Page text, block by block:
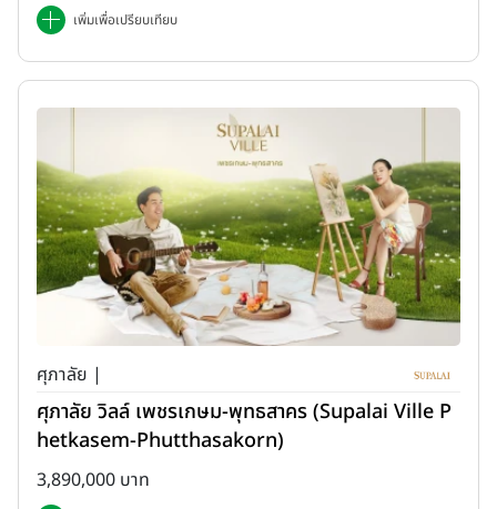
เพิ่มเพื่อเปรียบเทียบ
ศุภาลัย |
ศุภาลัย วิลล์ เพชรเกษม-พุทธสาคร (Supalai Ville P
hetkasem-Phutthasakorn)
3,890,000 บาท